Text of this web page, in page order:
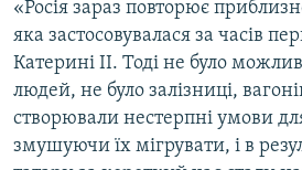
«Росія зараз повторює
яка застосовувалася за часів
Катерині ІІ. Тоді не було
людей, не було залізниці,
створювали нестерпні умови
змушуючи їх мігрувати, і в